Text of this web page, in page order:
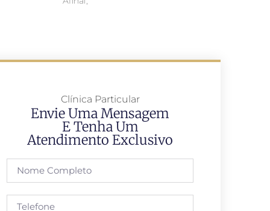
Envie Uma Mensagem
E Tenha Um
Atendimento Exclusivo
Clínica Particular